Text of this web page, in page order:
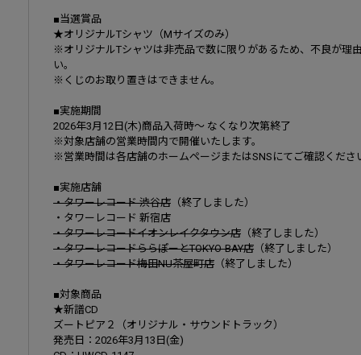
■当選賞品
★オリジナルTシャツ（Mサイズのみ）
※オリジナルTシャツは非売品で数に限りがあるため、不良が理
い。
※くじのお取り置きはできません。
■実施期間
2026年3月12日(木)商品入荷時～ なくなり次第終了
※対象店舗の営業時間内で開催いたします。
※営業時間は各店舗のホームページまたはSNSにてご確認くださ
■実施店舗
・タワーレコード 渋谷店 （終了しました）
・タワーレコード 新宿店
・タワーレコードイオンレイクタウン店 （終了しました）
・タワーレコードららぽーとTOKYO-BAY店 （終了しました）
・タワーレコード梅田NU茶屋町店 （終了しました）
■対象商品
★新譜CD
ズートピア２（オリジナル・サウンドトラック）
発売日：2026年3月13日(金)